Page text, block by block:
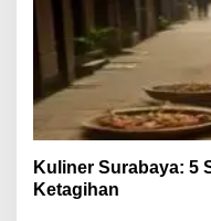
Kuliner Surabaya: 5
Ketagihan